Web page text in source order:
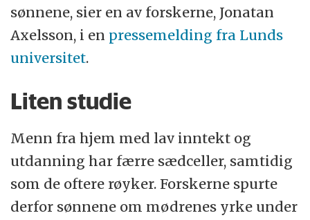
sønnene, sier en av forskerne, Jonatan
Axelsson, i en pressemelding fra Lunds
universitet.
Liten studie
Menn fra hjem med lav inntekt og
utdanning har færre sædceller, samtidig
som de oftere røyker. Forskerne spurte
derfor sønnene om mødrenes yrke under